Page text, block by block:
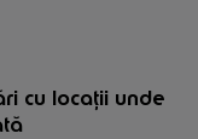
cu locații unde